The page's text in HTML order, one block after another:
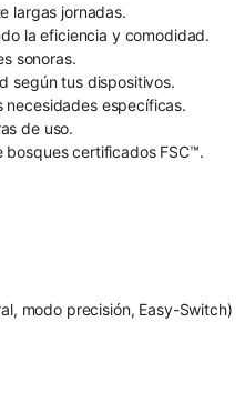
largas jornadas.
la eficiencia y comodidad.
sonoras.
según tus dispositivos.
específicas.
de uso.
certificados FSC™.
modo precisión, Easy-Switch)